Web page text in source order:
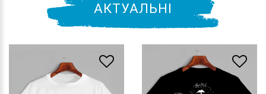
АКТУАЛЬНІ